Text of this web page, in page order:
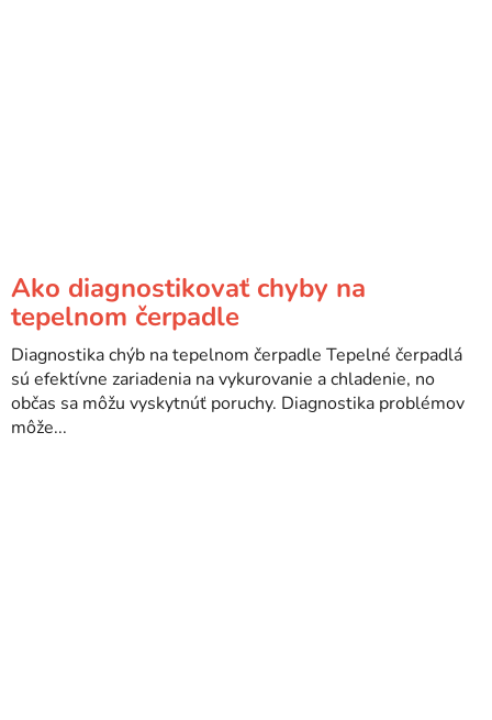
Ako diagnostikovať chyby na
tepelnom čerpadle
Diagnostika chýb na tepelnom čerpadle Tepelné čerpadlá
sú efektívne zariadenia na vykurovanie a chladenie, no
občas sa môžu vyskytnúť poruchy. Diagnostika problémov
môže...